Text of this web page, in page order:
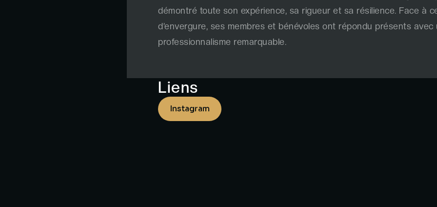
démontré toute son expérience, sa rigueur et sa résilience. Face à
d’envergure, ses membres et bénévoles ont répondu présents avec
professionnalisme remarquable.
Liens
Instagram